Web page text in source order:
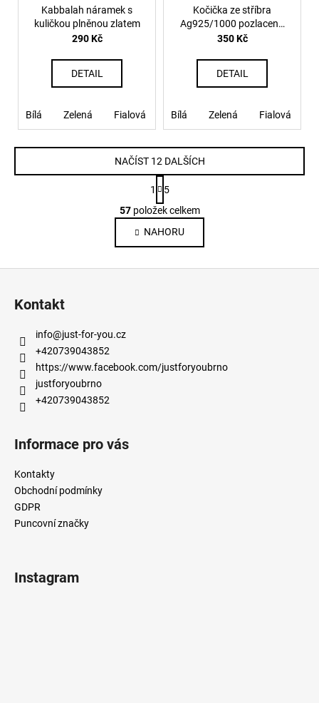
Kabbalah náramek s
kuličkou plněnou zlatem
290 Kč
DETAIL
Bílá Zelená Fialová Béžová světle Béžová tmavě
Kočička ze stříbra
Ag925/1000 pozlacená
růžovým zlatem
350 Kč
DETAIL
Bílá Zelená Fialová
O
v
l
á
d
v
k
NAČÍST 12 DALŠÍCH
S
t
r
á
n
k
1
5
57položek celkem
NAHORU
Kontakt
info@just-for-you.cz
+420739043852
https://www.facebook.com/justforyoubrno
justforyoubrno
+420739043852
Informace pro vás
Kontakty
Obchodní podmínky
GDPR
Puncovní značky
Instagram